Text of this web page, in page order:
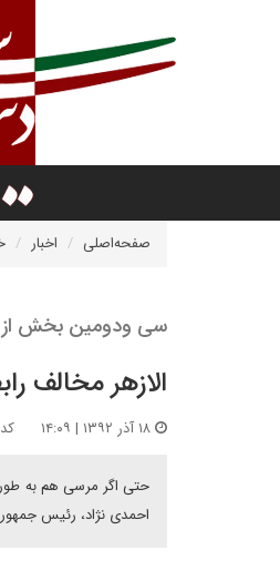
صفحه‌اصلی اخبار
سی ودومین بخش از
الازهر مخالف
کد :
حتی اگر مرسی هم به
احمدی نژاد، رئیس